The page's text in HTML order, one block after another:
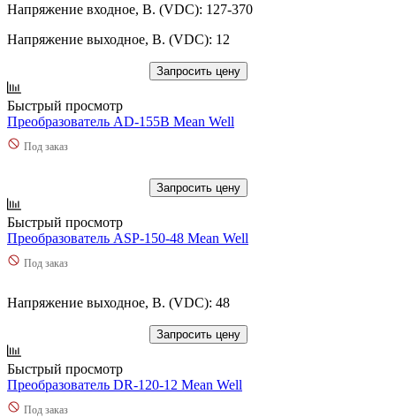
Напряжение входное, В. (VDC): 127-370
Напряжение выходное, В. (VDC): 12
Запросить цену
Быстрый просмотр
Преобразователь AD-155B Mean Well
Под заказ
Запросить цену
Быстрый просмотр
Преобразователь ASP-150-48 Mean Well
Под заказ
Напряжение выходное, В. (VDC): 48
Запросить цену
Быстрый просмотр
Преобразователь DR-120-12 Mean Well
Под заказ